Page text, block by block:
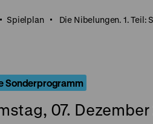
Spielplan Die Nibelungen. 1. Teil:
Sonderprogramm
07.